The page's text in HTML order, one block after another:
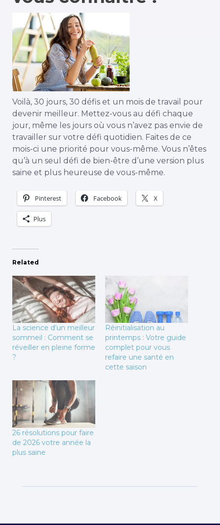
Voilà, 30 jours, 30 défis et un mois de travail pour
devenir meilleur. Mettez-vous au défi chaque
jour, même les jours où vous n’avez pas envie de
travailler sur votre défi quotidien. Faites de ce
mois-ci une priorité pour vous-même. Vous n’êtes
qu’à un seul défi de bien-être d’une version plus
saine et plus heureuse de vous-même.
Pinterest Facebook X
Plus
Related
La science d’un meilleur
sommeil : Comment se
réveiller en pleine forme
?
Réinitialisation au
printemps : Votre guide
complet pour vous
refaire une santé en
cette saison
26 résolutions pour faire
de 2026 votre année la
plus saine